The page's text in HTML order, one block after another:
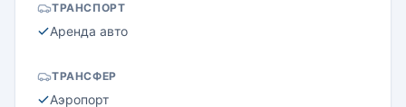
ТРАНСПОРТ
Аренда авто
ТРАНСФЕР
Аэропорт